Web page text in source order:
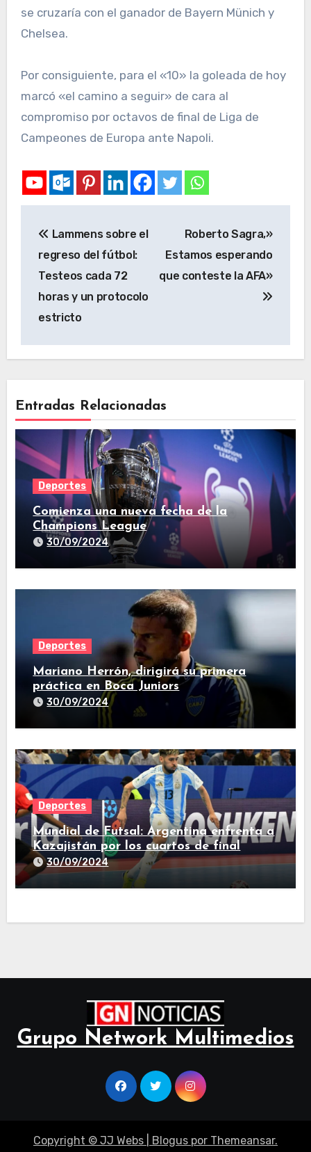
se cruzaría con el ganador de Bayern Münich y
Chelsea.
Por consiguiente, para el «10» la goleada de hoy
marcó «el camino a seguir» de cara al
compromiso por octavos de final de Liga de
Campeones de Europa ante Napoli.
Lammens sobre el
regreso del fútbol:
Testeos cada 72
horas y un protocolo
estricto
Roberto Sagra,»
Estamos esperando
que conteste la AFA»
Entradas Relacionadas
Deportes
Comienza una nueva fecha de la
Champions League
30/09/2024
Deportes
Mariano Herrón, dirigirá su primera
práctica en Boca Juniors
30/09/2024
Deportes
Mundial de Futsal: Argentina enfrenta a
Kazajistán por los cuartos de final
30/09/2024
Grupo Network Multimedios
Copyright © JJ Webs Blogus por Themeansar.